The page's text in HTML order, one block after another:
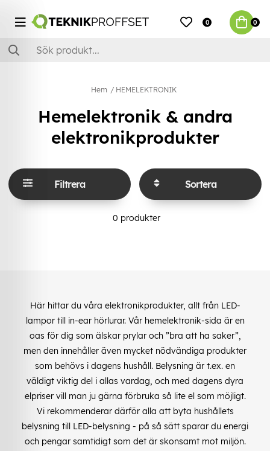
0 0
Hem HEMELEKTRONIK
Hemelektronik & andra
elektronikprodukter
Filtrera Sortera
0 produkter
Här hittar du våra elektronikprodukter, allt från LED-
lampor till in-ear hörlurar. Vår hemelektronik-sida är en
oas för dig som älskar prylar och ”bra att ha saker”,
men den innehåller även mycket nödvändiga produkter
som behövs i dagens hushåll. Belysning är t.ex. en
väldigt viktig del i allas vardag, och med dagens dyra
elpriser vill man ju gärna förbruka så lite el som möjligt.
Vi rekommenderar därför alla att byta hushållets
belysning till LED-belysning - på så sätt sparar du energi
och pengar samtidigt som det är skonsamt mot miljön.